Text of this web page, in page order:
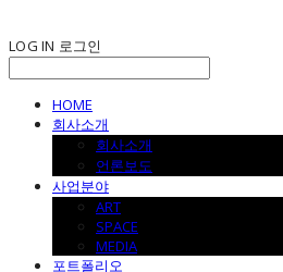
LOG IN 로그인
HOME
회사소개
회사소개
언론보도
사업분야
ART
SPACE
MEDIA
포트폴리오